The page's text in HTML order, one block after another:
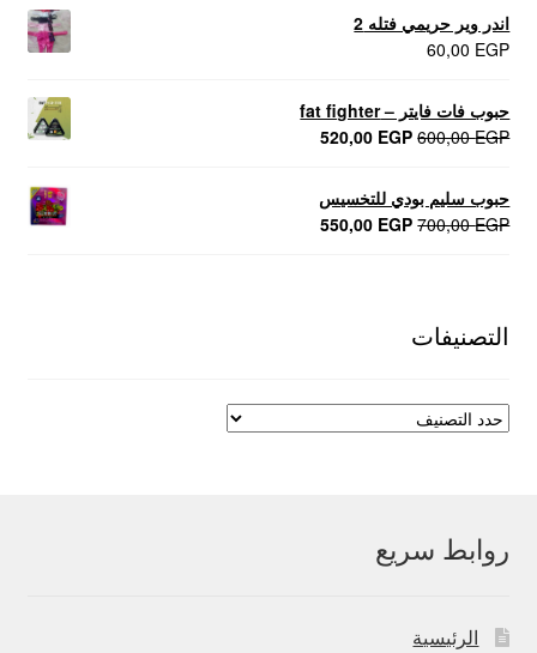
اندر وير حريمي فتله 2
60,00 EGP
حبوب فات فايتر – fat fighter
600,00EGP
السعر
600,00 EGP.
520,00 EGP
السعر
520,00 EGP.
حبوب سليم بودي للتخسيس
700,00EGP
السعر550,00 EGP
السعر
التصنيفات
روابط سريع
الرئيسية